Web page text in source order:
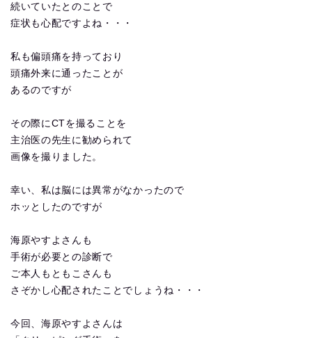
続いていたとのことで
症状も心配ですよね・・・
私も偏頭痛を持っており
頭痛外来に通ったことが
あるのですが
その際にCTを撮ることを
主治医の先生に勧められて
画像を撮りました。
幸い、私は脳には異常がなかったので
ホッとしたのですが
海原やすよさんも
手術が必要との診断で
ご本人もともこさんも
さぞかし心配されたことでしょうね・・・
今回、海原やすよさんは